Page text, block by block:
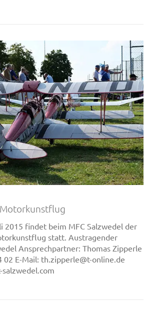
2015 findet beim MFC Salzwedel der
statt. Austragender
Ansprechpartner: Thomas Zipperle
02 E-Mail: th.zipperle@t-online.de